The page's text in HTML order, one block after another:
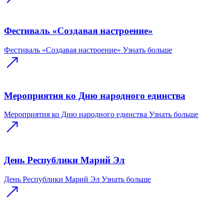
Фестиваль «Создавая настроение»
Фестиваль «Создавая настроение» Узнать больше
Мероприятия ко Дню народного единства
Мероприятия ко Дню народного единства Узнать больше
День Республики Марий Эл
День Республики Марий Эл Узнать больше